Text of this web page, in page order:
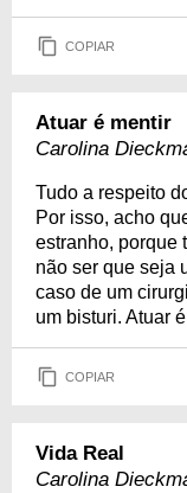
COPIAR
Atuar é mentir
Carolina
Tudo a respeito
Por isso, acho
estranho, porque
não ser que seja
caso de um
um bisturi. Atuar
COPIAR
Vida Real
Carolina